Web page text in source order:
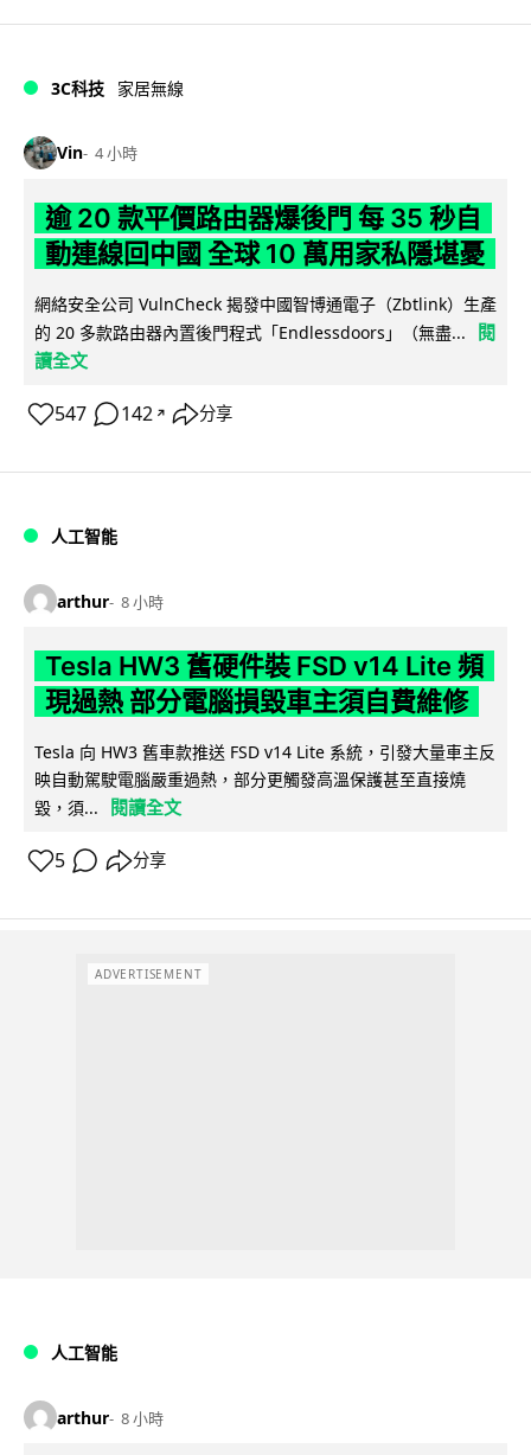
3C科技 家居無線
Vin 4 小時
逾 20 款平價路由器爆後門 每 35 秒自
動連線回中國 全球 10 萬用家私隱堪憂
網絡安全公司 VulnCheck 揭發中國智博通電子（Zbtlink）生產
的 20 多款路由器內置後門程式「Endlessdoors」（無盡...
閱
讀全文
547 142 ↗ 分享
人工智能
arthur 8 小時
Tesla HW3 舊硬件裝 FSD v14 Lite 頻
現過熱 部分電腦損毀車主須自費維修
Tesla 向 HW3 舊車款推送 FSD v14 Lite 系統，引發大量車主反
映自動駕駛電腦嚴重過熱，部分更觸發高溫保護甚至直接燒
毀，須...
閱讀全文
5 分享
ADVERTISEMENT
人工智能
arthur 8 小時